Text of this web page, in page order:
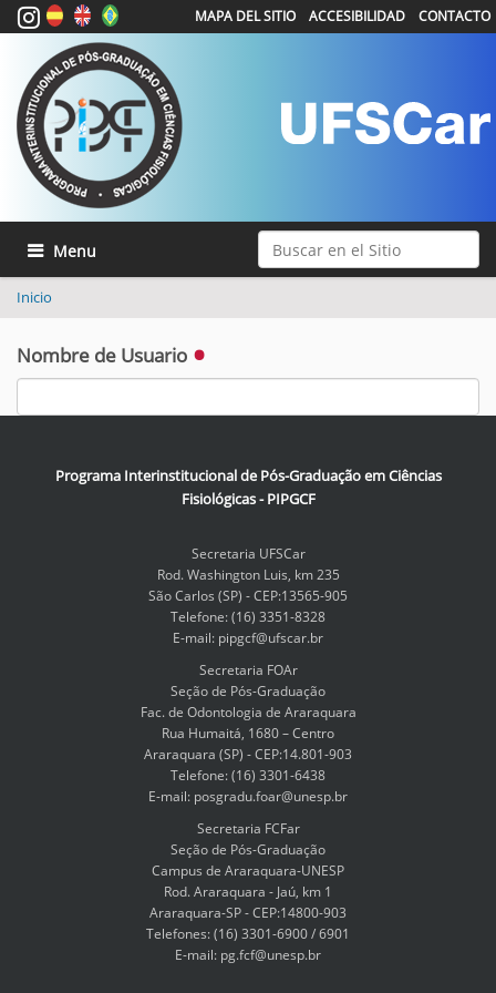
Búsqueda Avanzada…
MAPA DEL SITIO ACCESIBILIDAD CONTACTO
Mostrar/Ocultar navegación
Inicio
Nombre de Usuario
¿Problemas para iniciar sesión?Consiga ayuda
Programa Interinstitucional de Pós-Graduação em Ciências
Fisiológicas - PIPGCF
Secretaria UFSCar
Rod. Washington Luis, km 235
São Carlos (SP) - CEP:13565-905
Telefone: (16) 3351-8328
E-mail: pipgcf@ufscar.br
Secretaria FOAr
Seção de Pós-Graduação
Fac. de Odontologia de Araraquara
Rua Humaitá, 1680 – Centro
Araraquara (SP) - CEP:14.801-903
Telefone: (16) 3301-6438
E-mail: posgradu.foar@unesp.br
Secretaria FCFar
Seção de Pós-Graduação
Campus de Araraquara-UNESP
Rod. Araraquara - Jaú, km 1
Araraquara-SP - CEP:14800-903
Telefones: (16) 3301-6900 / 6901
E-mail: pg.fcf@unesp.br